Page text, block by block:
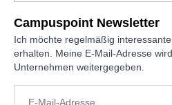
Campuspoint Newsletter
Ich möchte regelmäßig
erhalten. Meine E-Mail-Adresse
Unternehmen weitergegeben.